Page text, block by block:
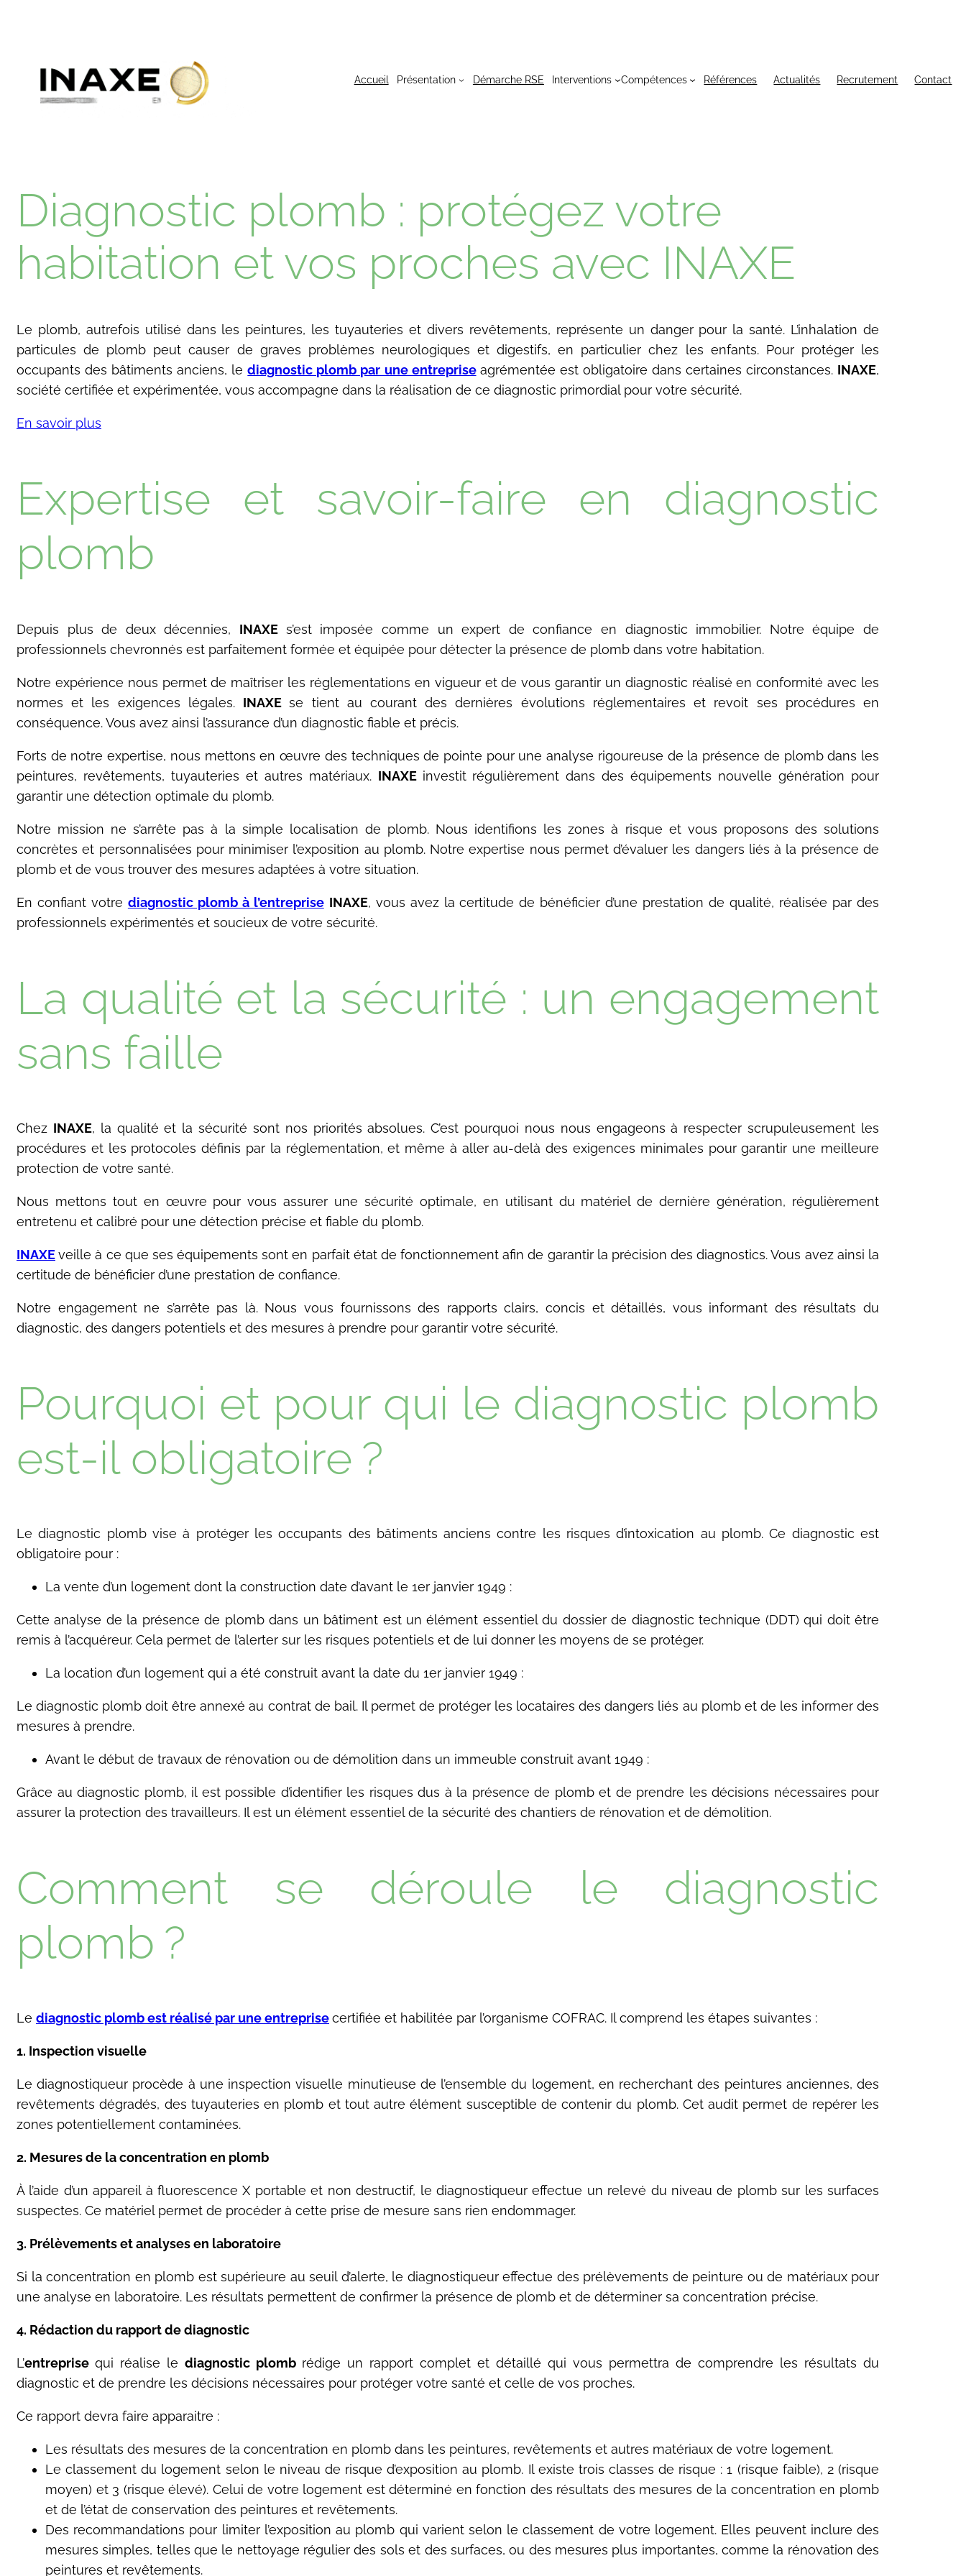
Accueil Présentation Démarche RSE Interventions Compétences Références Actualités Recrutement Contact
Diagnostic plomb : protégez votre
habitation et vos proches avec INAXE
Le plomb, autrefois utilisé dans les peintures, les tuyauteries et divers revêtements, représente un danger pour la santé. L’inhalation de
particules de plomb peut causer de graves problèmes neurologiques et digestifs, en particulier chez les enfants. Pour protéger les
occupants des bâtiments anciens, lediagnostic plomb par une entreprise agrémentée est obligatoire dans certaines circonstances. INAXE,
société certifiée et expérimentée, vous accompagne dans la réalisation de ce diagnostic primordial pour votre sécurité.
En savoir plus
Expertise et savoir-faire en diagnostic
plomb
Depuis plus de deux décennies, INAXE s’est imposée comme un expert de confiance en diagnostic immobilier. Notre équipe de
professionnels chevronnés est parfaitement formée et équipée pour détecter la présence de plomb dans votre habitation.
Notre expérience nous permet de maîtriser les réglementations en vigueur et de vous garantir un diagnostic réalisé en conformité avec les
normes et les exigences légales. INAXEse tient au courant des dernières évolutions réglementaires et revoit ses procédures en
conséquence. Vous avez ainsi l’assurance d’un diagnostic fiable et précis.
Forts de notre expertise, nous mettons en œuvre des techniques de pointe pour une analyse rigoureuse de la présence de plomb dans les
peintures, revêtements, tuyauteries et autres matériaux. INAXE investit régulièrement dans des équipements nouvelle génération pour
garantir une détection optimale du plomb.
Notre mission ne s’arrête pas à la simple localisation de plomb. Nous identifions les zones à risque et vous proposons des solutions
concrètes et personnalisées pour minimiser l’exposition au plomb. Notre expertise nous permet d’évaluer les dangers liés à la présence de
plomb et de vous trouver des mesures adaptées à votre situation.
En confiant votre diagnostic plomb à l’entreprise INAXE, vous avez la certitude de bénéficier d’une prestation de qualité, réalisée par des
professionnels expérimentés et soucieux de votre sécurité.
La qualité et la sécurité : un engagement
sans faille
Chez INAXE, la qualité et la sécurité sont nos priorités absolues. C’est pourquoi nous nous engageons à respecter scrupuleusement les
procédures et les protocoles définis par la réglementation, et même à aller au-delà des exigences minimales pour garantir une meilleure
protection de votre santé.
Nous mettons tout en œuvre pour vous assurer une sécurité optimale, en utilisant du matériel de dernière génération, régulièrement
entretenu et calibré pour une détection précise et fiable du plomb.
INAXEveille à ce que ses équipements sont en parfait état de fonctionnement afin de garantir la précision des diagnostics. Vous avez ainsi la
certitude de bénéficier d’une prestation de confiance.
Notre engagement ne s’arrête pas là. Nous vous fournissons des rapports clairs, concis et détaillés, vous informant des résultats du
diagnostic, des dangers potentiels et des mesures à prendre pour garantir votre sécurité.
Pourquoi et pour qui le diagnostic plomb
est-il obligatoire ?
Le diagnostic plomb vise à protéger les occupants des bâtiments anciens contre les risques d’intoxication au plomb. Ce diagnostic est
obligatoire pour :
La vente d’un logement dont la construction date d’avant le 1er janvier 1949 :
Cette analyse de la présence de plomb dans un bâtiment est un élément essentiel du dossier de diagnostic technique (DDT) qui doit être
remis à l’acquéreur. Cela permet de l’alerter sur les risques potentiels et de lui donner les moyens de se protéger.
La location d’un logement qui a été construit avant la date du 1er janvier 1949 :
Le diagnostic plomb doit être annexé au contrat de bail. Il permet de protéger les locataires des dangers liés au plomb et de les informer des
mesures à prendre.
Avant le début de travaux de rénovation ou de démolition dans un immeuble construit avant 1949 :
Grâce au diagnostic plomb, il est possible d’identifier les risques dus à la présence de plomb et de prendre les décisions nécessaires pour
assurer la protection des travailleurs. Il est un élément essentiel de la sécurité des chantiers de rénovation et de démolition.
Comment se déroule le diagnostic
plomb ?
Le diagnostic plomb est réalisé par une entreprisecertifiée et habilitée par l’organisme COFRAC. Il comprend les étapes suivantes :
1. Inspection visuelle
Le diagnostiqueur procède à une inspection visuelle minutieuse de l’ensemble du logement, en recherchant des peintures anciennes, des
revêtements dégradés, des tuyauteries en plomb et tout autre élément susceptible de contenir du plomb. Cet audit permet de repérer les
zones potentiellement contaminées.
2. Mesures de la concentration en plomb
À l’aide d’un appareil à fluorescence X portable et non destructif, le diagnostiqueur effectue un relevé du niveau de plomb sur les surfaces
suspectes. Ce matériel permet de procéder à cette prise de mesure sans rien endommager.
3. Prélèvements et analyses en laboratoire
Si la concentration en plomb est supérieure au seuil d’alerte, le diagnostiqueur effectue des prélèvements de peinture ou de matériaux pour
une analyse en laboratoire. Les résultats permettent de confirmer la présence de plomb et de déterminer sa concentration précise.
4. Rédaction du rapport de diagnostic
L’entreprise qui réalise le diagnostic plomb rédige un rapport complet et détaillé qui vous permettra de comprendre les résultats du
diagnostic et de prendre les décisions nécessaires pour protéger votre santé et celle de vos proches.
Ce rapport devra faire apparaitre :
Les résultats des mesures de la concentration en plomb dans les peintures, revêtements et autres matériaux de votre logement.
Le classement du logement selon le niveau de risque d’exposition au plomb. Il existe trois classes de risque : 1 (risque faible), 2 (risque
moyen) et 3 (risque élevé). Celui de votre logement est déterminé en fonction des résultats des mesures de la concentration en plomb
et de l’état de conservation des peintures et revêtements.
Des recommandations pour limiter l’exposition au plomb qui varient selon le classement de votre logement. Elles peuvent inclure des
mesures simples, telles que le nettoyage régulier des sols et des surfaces, ou des mesures plus importantes, comme la rénovation des
peintures et revêtements.